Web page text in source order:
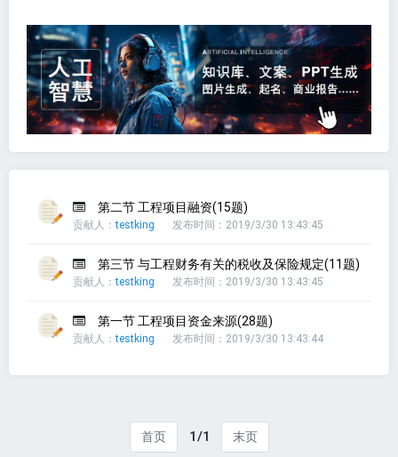
第二节 工程项目融资(15题)
贡献人：testking 发布时间：2019/3/30 13:43:45
第三节 与工程财务有关的税收及保险规定(11题)
贡献人：testking 发布时间：2019/3/30 13:43:45
第一节 工程项目资金来源(28题)
贡献人：testking 发布时间：2019/3/30 13:43:44
首页 1/1 末页